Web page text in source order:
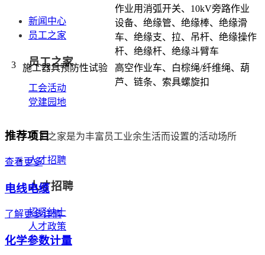
新闻中心
员工之家
员工之家
工会活动
党建园地
员工之家是为丰富员工业余生活而设置的活动场所
人才招聘
人才招聘
招贤纳士
人才政策
作业用消弧开关、10kV旁路作业
设备、绝缘管、绝缘棒、绝缘滑
车、绝缘支、拉、吊杆、绝缘操作
杆、绝缘杆、绝缘斗臂车
3
施工器具预防性试验
高空作业车、白棕绳/纤维绳、葫
芦、链条、索具螺旋扣
推荐项目
查看更多
电线电缆
了解更多详情
化学参数计量